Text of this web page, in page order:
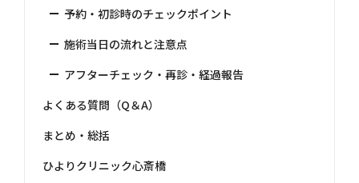
予約・初診時のチェックポイント
施術当日の流れと注意点
アフターチェック・再診・経過報告
よくある質問（Q＆A）
まとめ・総括
ひよりクリニック心斎橋